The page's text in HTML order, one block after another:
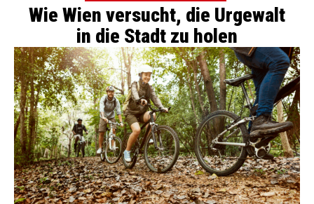
Wie Wien versucht, die Urgewalt
in die Stadt zu holen